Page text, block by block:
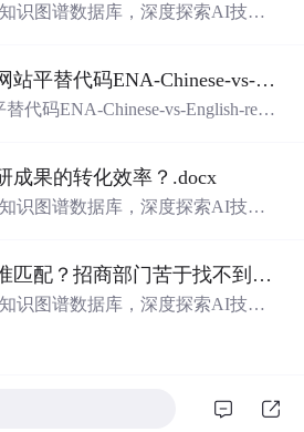
识图谱数据库，深度探索AI技术
方案，推动科技创新与产业创新认知网络分析的网站平替代码ENA-Chinese-vs-English-reproducible.zip
代码ENA-Chinese-vs-English-repro
成果的转化效率？.docx
识图谱数据库，深度探索AI技术
方案，推动科技创新与产业创新产业招商如何精准匹配？招商部门苦于找不到符合产业链补链强链方向的目标企业怎么办？.docx
识图谱数据库，深度探索AI技术